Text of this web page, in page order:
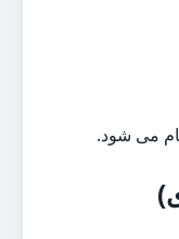
می شود.